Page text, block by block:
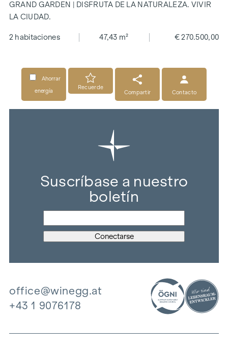
GRAND GARDEN | DISFRUTA DE LA NATURALEZA. VIVIR
LA CIUDAD.
2 habitaciones 47,43 m² € 270.500,00
Ahorrar
energía
Recuerde
Compartir
Contacto
Suscríbase a nuestro
boletín
office@winegg.at
+43 1 9076178